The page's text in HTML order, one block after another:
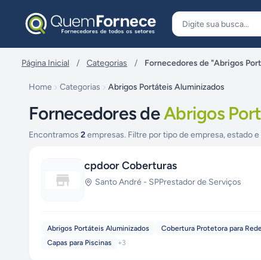
Página Inicial / Categorias / Fornecedores de "Abrigos
Home Categorias Abrigos Portáteis Aluminizados
Fornecedores deAbrigos
Encontramos 2empresas. Filtre por tipo de empresa, estado
cpdoor Coberturas
Santo André - SPPrestador de Serviços
Abrigos Portáteis Aluminizados Cobertura Protetora para
Capas para Piscinas
+3